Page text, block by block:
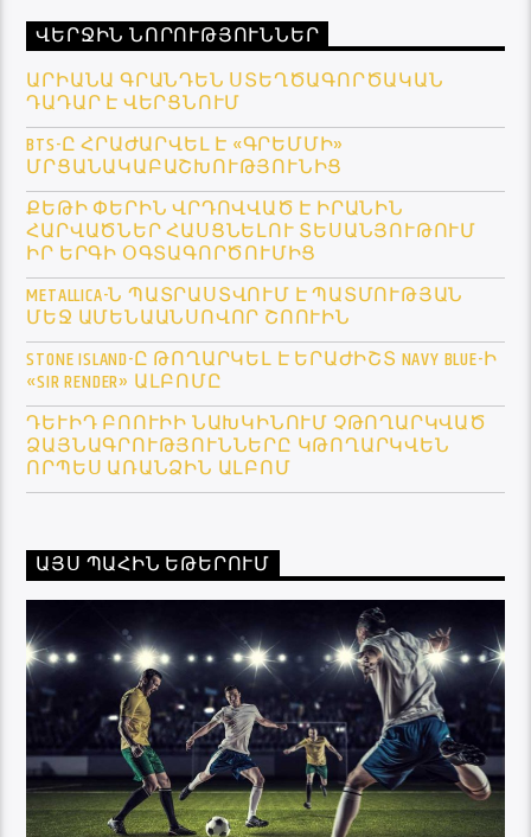
ՎԵՐՋԻՆ ՆՈՐՈՒԹՅՈՒՆՆԵՐ
ԱՐԻԱՆԱ ԳՐԱՆԴԵՆ ՍՏԵՂԾԱԳՈՐԾԱԿԱՆ
ԴԱԴԱՐ Է ՎԵՐՑՆՈՒՄ
BTS-Ը ՀՐԱԺԱՐՎԵԼ Է «ԳՐԵՄՄԻ»
ՄՐՑԱՆԱԿԱԲԱՇԽՈՒԹՅՈՒՆԻՑ
ՔԵԹԻ ՓԵՐԻՆ ՎՐԴՈՎՎԱԾ Է ԻՐԱՆԻՆ
ՀԱՐՎԱԾՆԵՐ ՀԱՍՑՆԵԼՈՒ ՏԵՍԱՆՅՈՒԹՈՒՄ
ԻՐ ԵՐԳԻ ՕԳՏԱԳՈՐԾՈՒՄԻՑ
METALLICA-Ն ՊԱՏՐԱՍՏՎՈՒՄ Է ՊԱՏՄՈՒԹՅԱՆ
ՄԵՋ ԱՄԵՆԱԱՆՍՈՎՈՐ ՇՈՈՒԻՆ
STONE ISLAND-Ը ԹՈՂԱՐԿԵԼ Է ԵՐԱԺԻՇՏ NAVY BLUE-Ի
«SIR RENDER» ԱԼԲՈՄԸ
ԴԵՒԻԴ ԲՈՈՒԻԻ ՆԱԽԿԻՆՈՒՄ ՉԹՈՂԱՐԿՎԱԾ Ձ
ԱՅՆԱԳՐՈՒԹՅՈՒՆՆԵՐԸ ԿԹՈՂԱՐԿՎԵՆ Ո
ՐՊԵՍ ԱՌԱՆՁԻՆ ԱԼԲՈՄ
ԱՅՍ ՊԱՀԻՆ ԵԹԵՐՈՒՄ